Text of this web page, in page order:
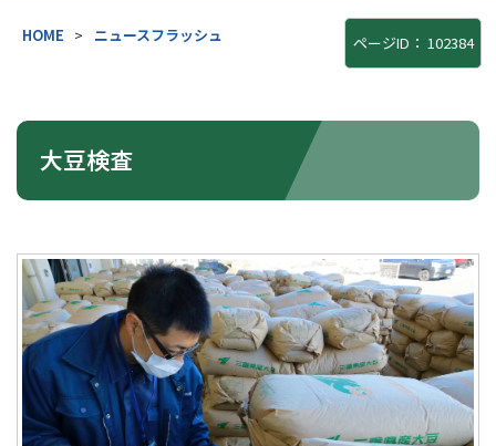
HOME > ニュースフラッシュ ページID： 102384
大豆検査